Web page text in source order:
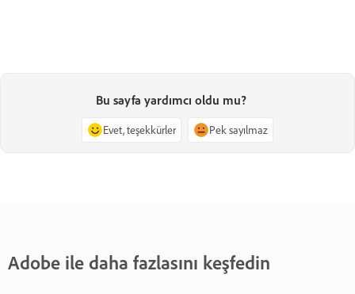
Bu sayfa yardımcı oldu mu?
Evet, teşekkürler Pek sayılmaz
Adobe ile daha fazlasını keşfedin